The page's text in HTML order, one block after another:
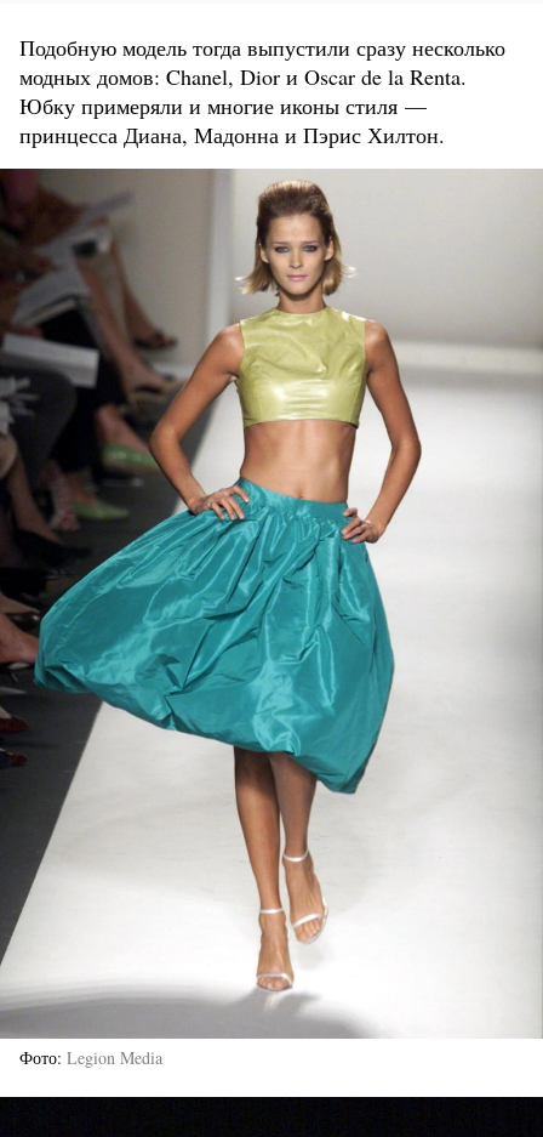
Подобную модель тогда выпустили сразу несколько
модных домов: Chanel, Dior и Oscar de la Renta.
Юбку примеряли и многие иконы стиля —
принцесса Диана, Мадонна и Пэрис Хилтон.
Фото Legion Media